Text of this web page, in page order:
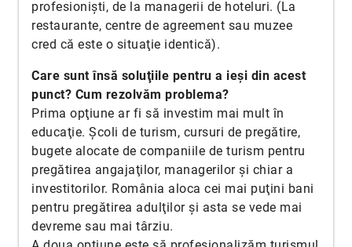
profesionişti, de la managerii de hoteluri. (La
restaurante, centre de agreement sau muzee
cred că este o situaţie identică).
Care sunt însă soluţiile pentru a ieşi din acest
punct? Cum rezolvăm problema?
Prima opţiune ar fi să investim mai mult în
educaţie. Şcoli de turism, cursuri de pregătire,
bugete alocate de companiile de turism pentru
pregătirea angajaţilor, managerilor şi chiar a
investitorilor. România aloca cei mai puţini bani
pentru pregătirea adulţilor şi asta se vede mai
devreme sau mai târziu.